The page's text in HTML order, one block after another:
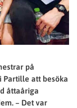
på
Partille att besöka
åttaåriga
– Det var